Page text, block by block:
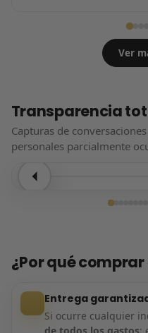
Ver
Transparencia
Capturas de
personales parcialmente
¿Por qué comprar
Entrega
Si ocurre cualquier
de todos los gastos: